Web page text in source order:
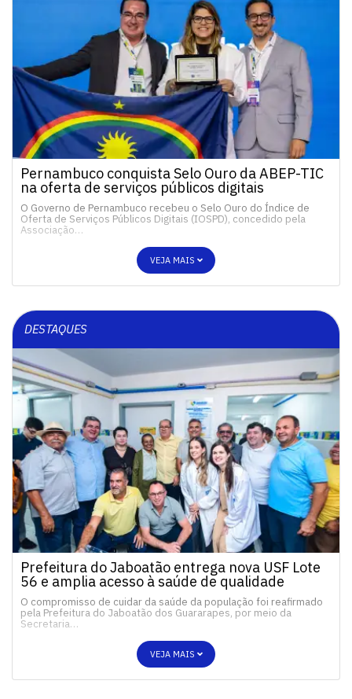
Pernambuco conquista Selo Ouro da ABEP-TIC
na oferta de serviços públicos digitais
O Governo de Pernambuco recebeu o Selo Ouro do Índice de
Oferta de Serviços Públicos Digitais (IOSPD), concedido pela
Associação…
VEJA MAIS
DESTAQUES
Prefeitura do Jaboatão entrega nova USF Lote
56 e amplia acesso à saúde de qualidade
O compromisso de cuidar da saúde da população foi reafirmado
pela Prefeitura do Jaboatão dos Guararapes, por meio da
Secretaria…
VEJA MAIS